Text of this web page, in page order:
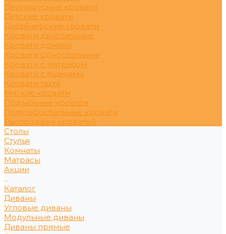
Двухъярусные кровати
Детские кровати
Дизайнерские кровати
Кровати двуспальные
Кровати домики
Кровати односпальные
Кровати с матрасом
Кровати с ящиками
Кровати тахта
Мягкие кровати
Подъемные кровати
Полутороспальные кровати
Распродажа кроватей
Столы
Стулья
Комнаты
Матрасы
Акции
...
Каталог
Диваны
Угловые диваны
Модульные диваны
Диваны прямые